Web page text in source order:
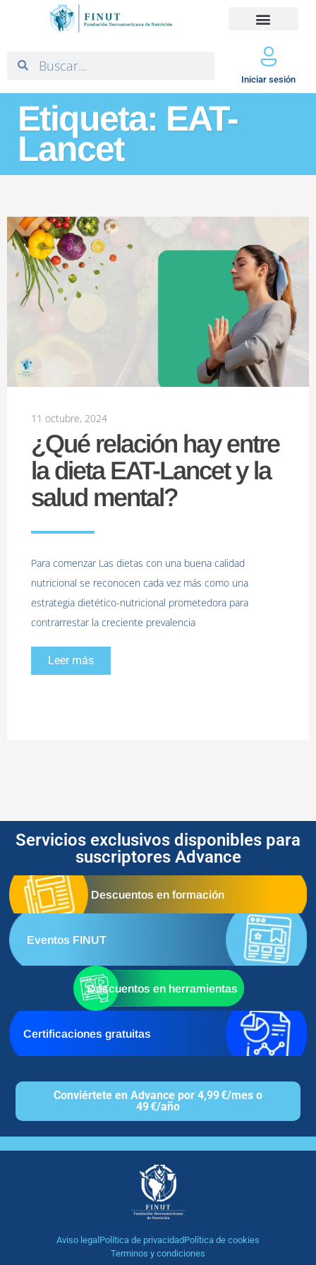
Iniciar sesión
Etiqueta: EAT-
Lancet
11 octubre, 2024
¿Qué relación hay entre
la dieta EAT-Lancet y la
salud mental?
Para comenzar Las dietas con una buena calidad
nutricional se reconocen cada vez más como una
estrategia dietético-nutricional prometedora para
contrarrestar la creciente prevalencia
Leer más
Servicios exclusivos disponibles para
suscriptores Advance
Descuentos en formación
Eventos FINUT
Descuentos en herramientas
Certificaciones gratuitas
Conviértete en Advance por 4,99 €/mes o
49 €/año
Aviso legal Política de privacidadPolítica de cookies
Terminos y condiciones